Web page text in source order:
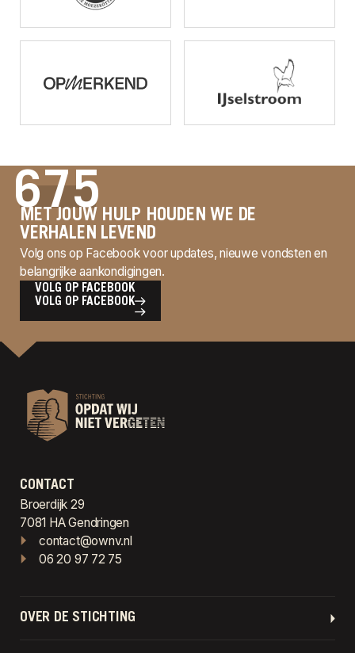
675
MET JOUW HULP HOUDEN WE DE
VERHALEN LEVEND
Volg ons op Facebook voor updates, nieuwe vondsten en
belangrijke aankondigingen.
VOLG OP FACEBOOK
VOLG OP FACEBOOK
CONTACT
Broerdijk 29
7081 HA Gendringen
contact@ownv.nl
06 20 97 72 75
OVER DE STICHTING